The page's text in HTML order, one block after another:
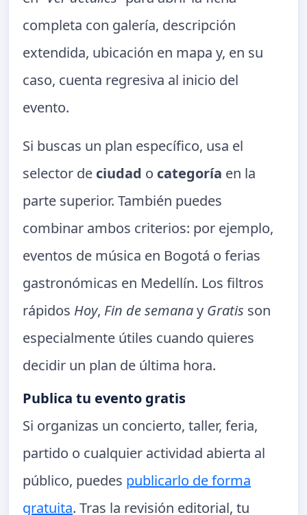
completa con galería, descripción
extendida, ubicación en mapa y, en su
caso, cuenta regresiva al inicio del
evento.
Si buscas un plan específico, usa el
selector de ciudad o categoría en la
parte superior. También puedes
combinar ambos criterios: por ejemplo,
eventos de música en Bogotá o ferias
gastronómicas en Medellín. Los filtros
rápidos Hoy, Fin de semanay Gratis son
especialmente útiles cuando quieres
decidir un plan de última hora.
Publica tu evento gratis
Si organizas un concierto, taller, feria,
partido o cualquier actividad abierta al
público, puedes publicarlo de forma
gratuita. Tras la revisión editorial, tu